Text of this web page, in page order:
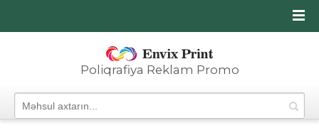
Poliqrafiya Reklam Promo